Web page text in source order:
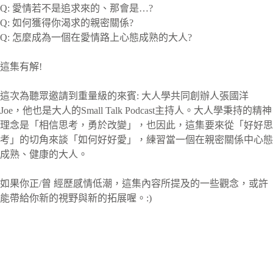
Q: 愛情若不是追求來的、那會是…?
Q: 如何獲得你渴求的親密關係?
Q: 怎麼成為一個在愛情路上心態成熟的大人?
這集有解!
這次為聽眾邀請到重量級的來賓: 大人學共同創辦人張國洋
Joe，他也是大人的Small Talk Podcast主持人。大人學秉持的精神
理念是「相信思考，勇於改變」，也因此，這集要來從「好好思
考」的切角來談「如何好好愛」，練習當一個在親密關係中心態
成熟、健康的大人。
如果你正/曾 經歷感情低潮，這集內容所提及的一些觀念，或許
能帶給你新的視野與新的拓展喔。:)